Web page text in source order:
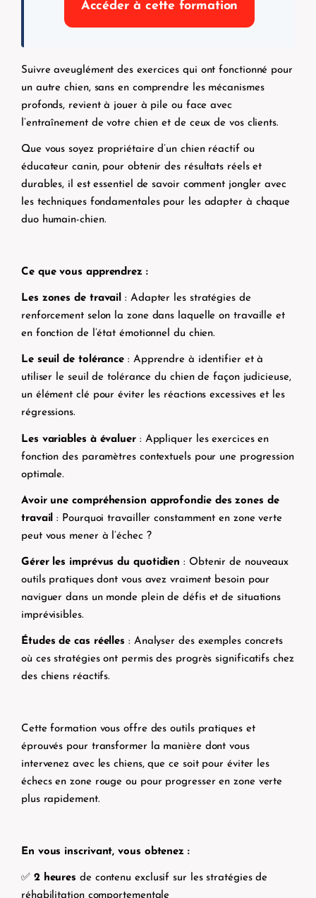
Accéder à cette formation
Suivre aveuglément des exercices qui ont fonctionné pour
un autre chien, sans en comprendre les mécanismes
profonds, revient à jouer à pile ou face avec
l’entraînement de votre chien et de ceux de vos clients.
Que vous soyez propriétaire d’un chien réactif ou
éducateur canin, pour obtenir des résultats réels et
durables, il est essentiel de savoir comment jongler avec
les techniques fondamentales pour les adapter à chaque
duo humain-chien.
Ce que vous apprendrez :
Les zones de travail : Adapter les stratégies de
renforcement selon la zone dans laquelle on travaille et
en fonction de l’état émotionnel du chien.
Le seuil de tolérance : Apprendre à identifier et à
utiliser le seuil de tolérance du chien de façon judicieuse,
un élément clé pour éviter les réactions excessives et les
régressions.
Les variables à évaluer: Appliquer les exercices en
fonction des paramètres contextuels pour une progression
optimale.
Avoir une compréhension approfondie des zones de
travail : Pourquoi travailler constamment en zone verte
peut vous mener à l’échec ?
Gérer les imprévus du quotidien : Obtenir de nouveaux
outils pratiques dont vous avez vraiment besoin pour
naviguer dans un monde plein de défis et de situations
imprévisibles.
Études de cas réelles : Analyser des exemples concrets
où ces stratégies ont permis des progrès significatifs chez
des chiens réactifs.
Cette formation vous offre des outils pratiques et
éprouvés pour transformer la manière dont vous
intervenez avec les chiens, que ce soit pour éviter les
échecs en zone rouge ou pour progresser en zone verte
plus rapidement.
En vous inscrivant, vous obtenez :
✅ 2 heures de contenu exclusif sur les stratégies de
réhabilitation comportementale